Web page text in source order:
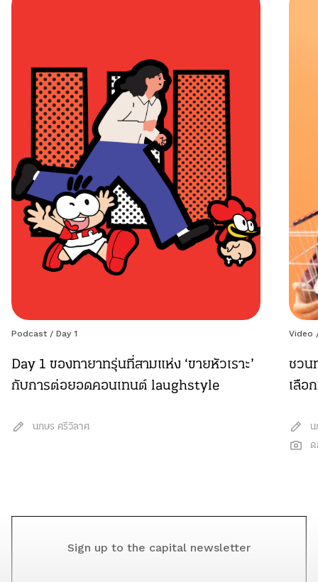
Podcast / Day 1
Day 1 ของทายาทรุ่นที่สามแห่ง ‘ขายหัวเราะ’
กับการต่อยอดคอนเทนต์ laughstyle
นภษร ศรีวิลาศ
Video
ชวน
เลือ
Sign up to the capital newsletter